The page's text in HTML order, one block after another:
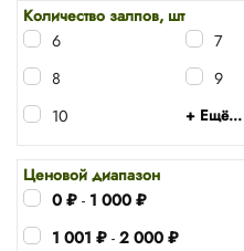
Количество залпов, шт
6
7
8
9
10
+ Ещё...
Ценовой диапазон
0 ₽ - 1 000 ₽
1 001 ₽ - 2 000 ₽